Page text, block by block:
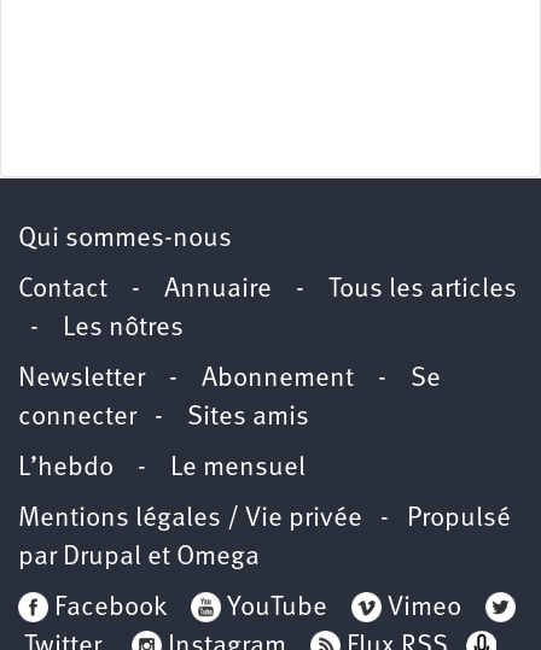
Qui sommes-nous
Contact - Annuaire -
Tous les articles
- Les nôtres
Newsletter- Abonnement - Se
connecter- Sites amis
L’hebdo - Le mensuel
Mentions légales / Vie privée - Propulsé
par Drupal et Omega
Facebook
YouTube
Vimeo